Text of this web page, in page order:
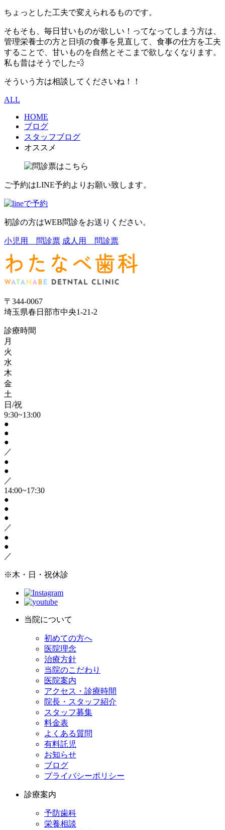
ちょっとした工夫で変えられるものです。
そもそも、毎日甘いものが欲しい！ってなってしまう方は、
管理栄養士の方と日頃の食事を見直して、食事の仕方を工夫
することで、甘いものを自然とそこまで欲しなくなります。
私も昔はそうでした💨
そういう方は相談してくださいね！！
ALL
HOME
ブログ
スタッフブログ
オススメ
ご予約はLINE予約よりお願い致します。
初診の方はWEB問診をお送りください。
小児用 問診票 成人用 問診票
〒344-0067
埼玉県春日部市中央1-21-2
診療時間
月
火
水
木
金
土
日/祝
9:30~13:00
●
●
●
／
●
●
／
14:00~17:30
●
●
●
／
●
●
／
※木・日・祝休診
当院について
初めての方へ
医院理念
治療方針
当院のこだわり
医院案内
アクセス・診療時間
院長・スタッフ紹介
スタッフ募集
料金表
よくある質問
有料託児
お知らせ
ブログ
プライバシーポリシー
診療案内
予防歯科
栄養相談